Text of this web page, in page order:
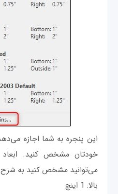
این پنجره به شما اجازه
خودتان مشخص کنید. ابعاد
می‌توانید مشخص کنید به
بالا: 1 اینچ